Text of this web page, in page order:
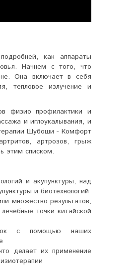
как аппараты
Начнем с того, что
Она включает в себя
тепловое излучение и
физио профилактики и
и иглоукалывания, и
Шубоши - Комфорт
артрозов, грыж
этим списком.
и акупунктуры, над
и биотехнологий
множество результатов,
точки китайской
с помощью наших
делает их применение